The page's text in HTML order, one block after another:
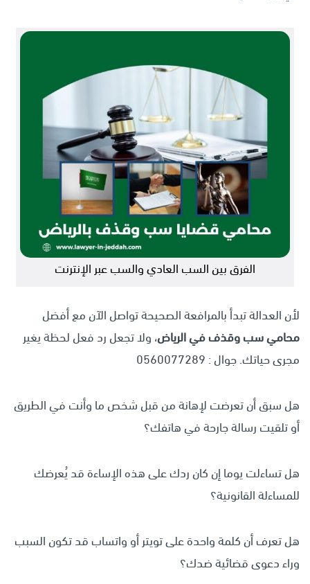
الفرق بين السب العادي والسب عبر الإنترنت
لأن العدالة تبدأ بالمرافعة الصحيحة تواصل الآن مع أفضل
محامي سب وقذف في الرياض، ولا تجعل رد فعل لحظة يغير
مجرى حياتك. جوال : 0560077289
هل سبق أن تعرضت لإهانة من قبل شخص ما وأنت في الطريق
أو تلقيت رسالة جارحة في هاتفك؟
هل تساءلت يوما إن كان ردك على هذه الإساءة قد يُعرضك
للمساءلة القانونية؟
هل تعرف أن كلمة واحدة على تويتر أو واتساب قد تكون السبب
وراء دعوى قضائية ضدك؟